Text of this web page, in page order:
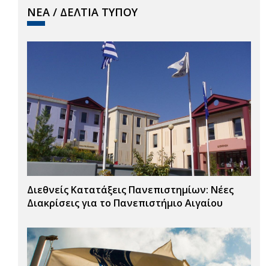
ΝΕΑ / ΔΕΛΤΙΑ ΤΥΠΟΥ
Διεθνείς Κατατάξεις Πανεπιστημίων: Νέες
Διακρίσεις για το Πανεπιστήμιο Αιγαίου